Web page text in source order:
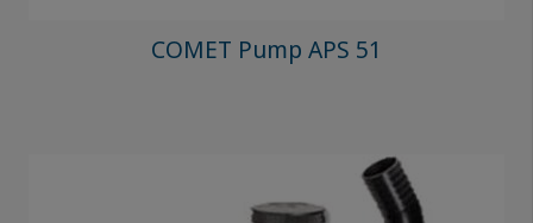
COMET Pump APS 51